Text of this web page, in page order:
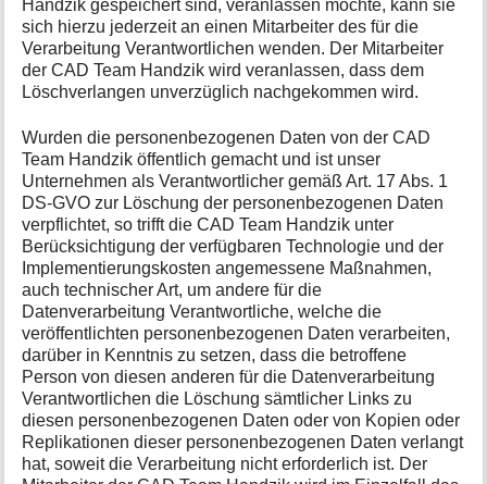
Handzik gespeichert sind, veranlassen möchte, kann sie
sich hierzu jederzeit an einen Mitarbeiter des für die
Verarbeitung Verantwortlichen wenden. Der Mitarbeiter
der CAD Team Handzik wird veranlassen, dass dem
Löschverlangen unverzüglich nachgekommen wird.
Wurden die personenbezogenen Daten von der CAD
Team Handzik öffentlich gemacht und ist unser
Unternehmen als Verantwortlicher gemäß Art. 17 Abs. 1
DS-GVO zur Löschung der personenbezogenen Daten
verpflichtet, so trifft die CAD Team Handzik unter
Berücksichtigung der verfügbaren Technologie und der
Implementierungskosten angemessene Maßnahmen,
auch technischer Art, um andere für die
Datenverarbeitung Verantwortliche, welche die
veröffentlichten personenbezogenen Daten verarbeiten,
darüber in Kenntnis zu setzen, dass die betroffene
Person von diesen anderen für die Datenverarbeitung
Verantwortlichen die Löschung sämtlicher Links zu
diesen personenbezogenen Daten oder von Kopien oder
Replikationen dieser personenbezogenen Daten verlangt
hat, soweit die Verarbeitung nicht erforderlich ist. Der